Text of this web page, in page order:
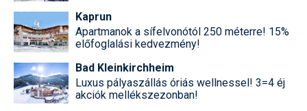
Kaprun
Apartmanok a sífelvonótól 250 méterre! 15%
előfoglalási kedvezmény!
Bad Kleinkirchheim
Luxus pályaszállás óriás wellnessel! 3=4 éj
akciók mellékszezonban!